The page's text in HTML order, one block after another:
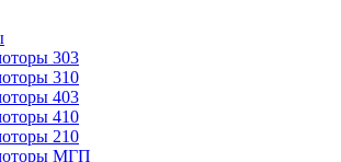
303
310
403
410
210
МГП